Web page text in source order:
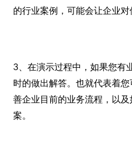
的行业案例，可能会让企业对
3、在演示过程中，如果您有
时的做出解答。也就代表着
善企业目前的业务流程，以
案。